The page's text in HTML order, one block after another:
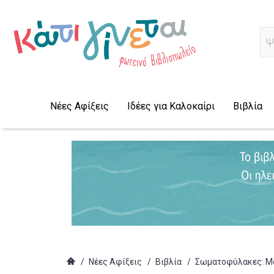
Νέες Αφίξεις Ιδέες για Καλοκαίρι Βιβλία
/ Νέες Αφίξεις / Βιβλία / Σωματοφύλακες: